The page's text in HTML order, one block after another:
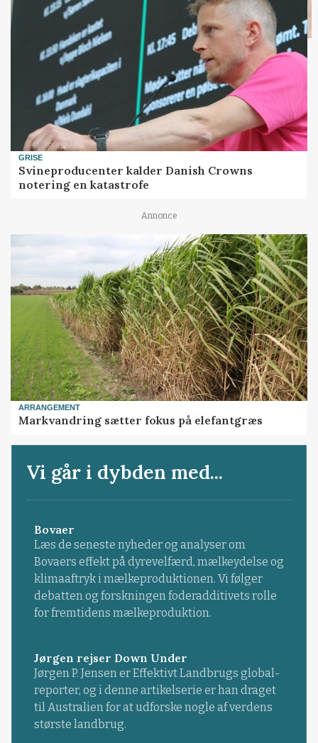
GRISE
Svineproducenter kalder Danish Crowns
notering en katastrofe
Annonce
ARRANGEMENT
Markvandring sætter fokus på elefantgræs
Vi går i dybden med...
Bovaer
Læs de seneste nyheder og analyser om
Bovaers effekt på dyrevelfærd, mælkeydelse og
klimaaftryk i mælkeproduktionen. Vi følger
debatten og forskningen foderadditivets rolle
for fremtidens mælkeproduktion.
Jørgen rejser Down Under
Jørgen P. Jensen er Effektivt Landbrugs global-
reporter, og i denne artikelserie er han draget
til Australien for at udforske nogle af verdens
største landbrug.